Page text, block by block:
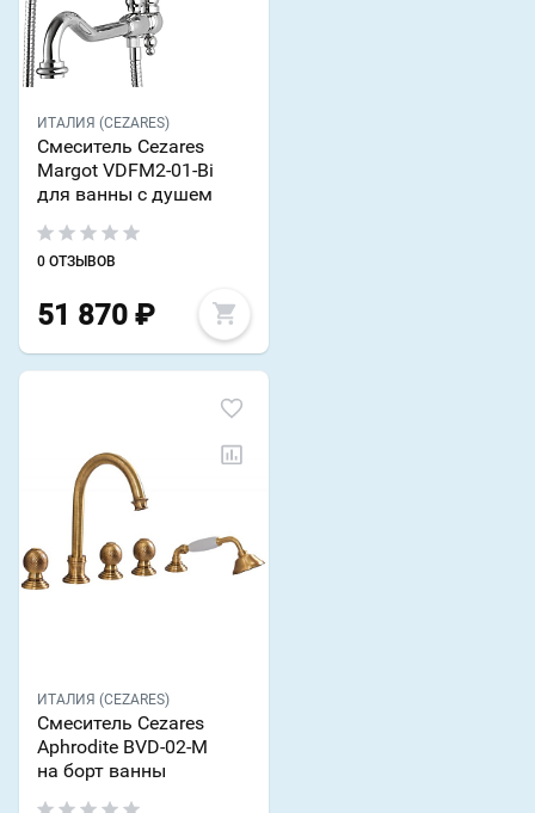
ИТАЛИЯ (CEZARES)
Смеситель Cezares
Margot VDFM2-01-Bi
для ванны с душем
0 ОТЗЫВОВ
51 870 ₽
ИТАЛИЯ (CEZARES)
Смеситель Cezares
Aphrodite BVD-02-M
на борт ванны